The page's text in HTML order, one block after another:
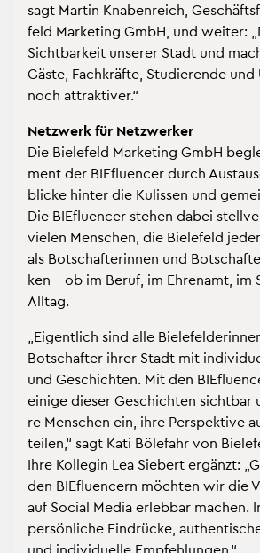
sagt Mar­tin Kna­ben­reich,
feld Mar­ke­ting GmbH, und wei­ter:
Sicht­bar­keit un­se­rer Stadt und
Gäste, Fach­kräf­te, Stu­die­ren­de und
noch at­trak­ti­ver.“
Netz­werk für Netz­wer­ker
Die Bie­le­feld Mar­ke­ting GmbH
ment der BIEflu­en­cer durch
bli­cke hin­ter die Ku­lis­sen und
Die BIEflu­en­cer ste­hen dabei
vie­len Men­schen, die Bie­le­feld
als Bot­schaf­te­rin­nen und
ken – ob im Beruf, im Eh­ren­amt, im
All­tag.
„Ei­gent­lich sind alle
Bot­schaf­ter ihrer Stadt mit
und Ge­schich­ten. Mit den
ei­ni­ge die­ser Ge­schich­ten
re Men­schen ein, ihre Per­spek­ti­ve
tei­len,“ sagt Kati Böle­fahr von
Ihre Kol­le­gin Lea Sie­bert er­gänzt:
den BIEflu­en­cern möch­ten wir die
auf So­ci­al Media er­leb­bar ma­chen.
per­sön­li­che Ein­drü­cke,
und in­di­vi­du­el­le Emp­feh­lun­gen.“